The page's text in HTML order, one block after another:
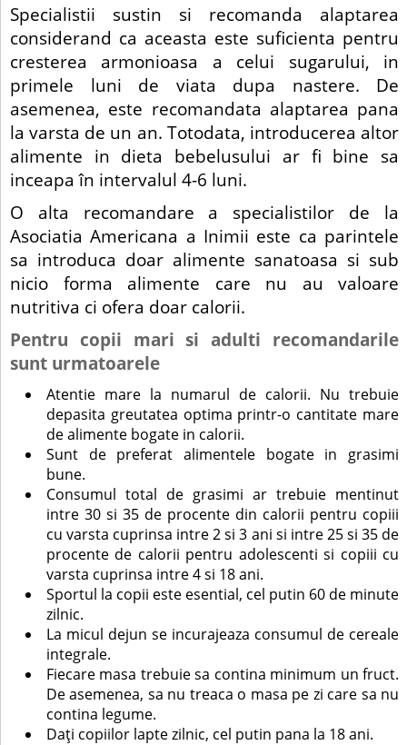
Specialistii sustin si recomanda alaptarea
considerand ca aceasta este suficienta pentru
cresterea armonioasa a celui sugarului, in
primele luni de viata dupa nastere. De
asemenea, este recomandata alaptarea pana
la varsta de un an. Totodata, introducerea altor
alimente in dieta bebelusului ar fi bine sa
inceapa în intervalul 4-6 luni.
O alta recomandare a specialistilor de la
Asociatia Americana a Inimii este ca parintele
sa introduca doar alimente sanatoasa si sub
nicio forma alimente care nu au valoare
nutritiva ci ofera doar calorii.
Pentru copii mari si adulti recomandarile
sunt urmatoarele
Atentie mare la numarul de calorii. Nu trebuie
depasita greutatea optima printr-o cantitate mare
de alimente bogate in calorii.
Sunt de preferat alimentele bogate in grasimi
bune.
Consumul total de grasimi ar trebuie mentinut
intre 30 si 35 de procente din calorii pentru copiii
cu varsta cuprinsa intre 2 si 3 ani si intre 25 si 35 de
procente de calorii pentru adolescenti si copiii cu
varsta cuprinsa intre 4 si 18 ani.
Sportul la copii este esential, cel putin 60 de minute
zilnic.
La micul dejun se incurajeaza consumul de cereale
integrale.
Fiecare masa trebuie sa contina minimum un fruct.
De asemenea, sa nu treaca o masa pe zi care sa nu
contina legume.
Dați copiilor lapte zilnic, cel putin pana la 18 ani.